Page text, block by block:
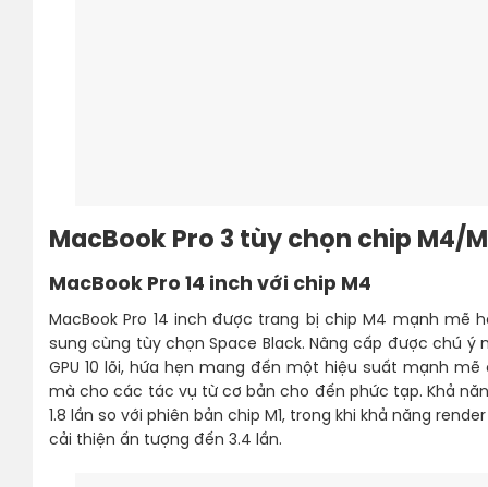
MacBook Pro 3 tùy chọn chip M4/
MacBook Pro 14 inch với chip M4
MacBook Pro 14 inch được trang bị chip M4 mạnh mẽ
sung cùng tùy chọn Space Black. Nâng cấp được chú ý
GPU 10 lõi, hứa hẹn mang đến một hiệu suất mạnh
mà cho các tác vụ từ cơ bản cho đến phức tạp. Khả
1.8 lần so với phiên bản chip M1, trong khi khả năng
cải thiện ấn tượng đến 3.4 lần.